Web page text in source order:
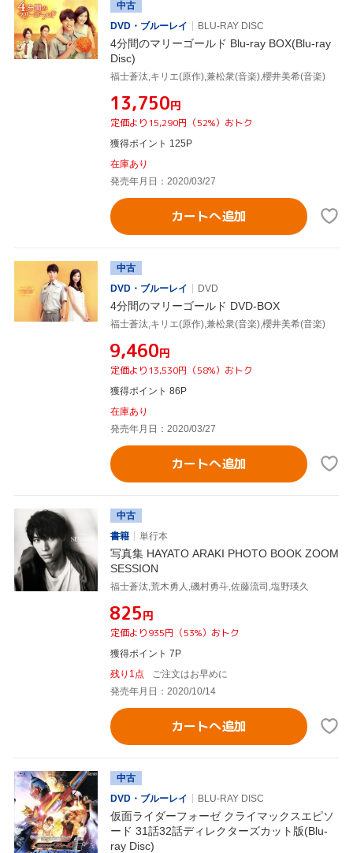
中古
DVD・ブルーレイ
BLU-RAY DISC
4分間のマリーゴールド Blu-ray BOX(Blu-ray
Disc)
福士蒼汰,キリエ(原作),兼松衆(音楽),櫻井美希(音楽)
¥13,750円
定価より15,290円（52%）おトク
獲得ポイント 125P
在庫あり
発売年月日：2020/03/27
カートへ追加
中古
DVD・ブルーレイ
DVD
4分間のマリーゴールド DVD-BOX
福士蒼汰,キリエ(原作),兼松衆(音楽),櫻井美希(音楽)
¥9,460円
定価より13,530円（58%）おトク
獲得ポイント 86P
在庫あり
発売年月日：2020/03/27
カートへ追加
中古
書籍
単行本
写真集 HAYATO ARAKI PHOTO BOOK ZOOM
SESSION
福士蒼汰,荒木勇人,磯村勇斗,佐藤流司,塩野瑛久
¥825円
定価より935円（53%）おトク
獲得ポイント 7P
残り1点
ご注文はお早めに
発売年月日：2020/10/14
カートへ追加
中古
DVD・ブルーレイ
BLU-RAY DISC
仮面ライダーフォーゼ クライマックスエピソ
ード 31話32話ディレクターズカット版(Blu-
ray Disc)